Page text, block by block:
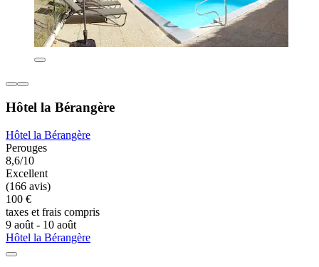
Hôtel la Bérangère
Hôtel la Bérangère
Perouges
8,6/10
Excellent
(166 avis)
100 €
taxes et frais compris
9 août - 10 août
Hôtel la Bérangère